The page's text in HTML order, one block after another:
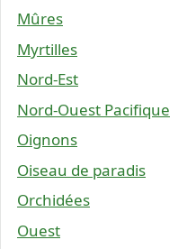
Mûres
Myrtilles
Nord-Est
Nord-Ouest Pacifique
Oignons
Oiseau de paradis
Orchidées
Ouest